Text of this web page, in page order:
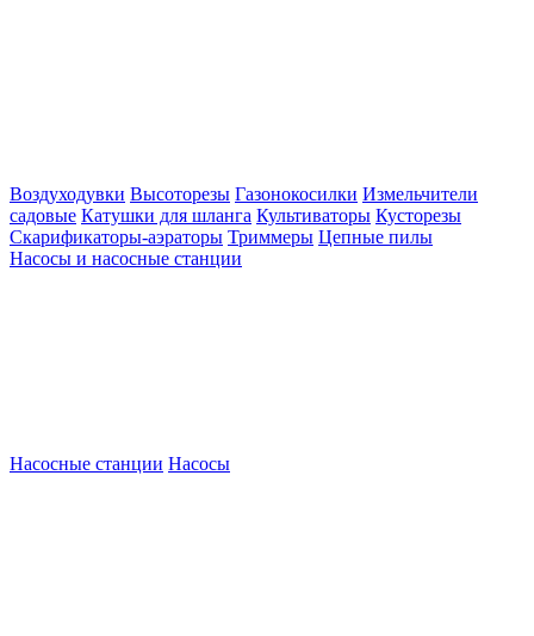
Воздуходувки Высоторезы Газонокосилки Измельчители
садовые Катушки для шланга Культиваторы Кусторезы
Скарификаторы-аэраторы Триммеры Цепные пилы
Насосы и насосные станции
Насосные станции Насосы